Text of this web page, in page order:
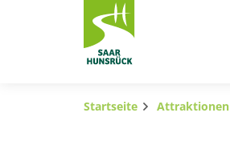
Zum Hauptinhalt springen
Startseite Attraktionen